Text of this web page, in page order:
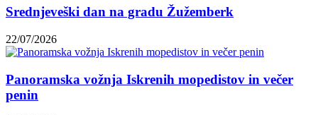
Srednjeveški dan na gradu Žužemberk
22/07/2026
Panoramska vožnja Iskrenih mopedistov in večer
penin